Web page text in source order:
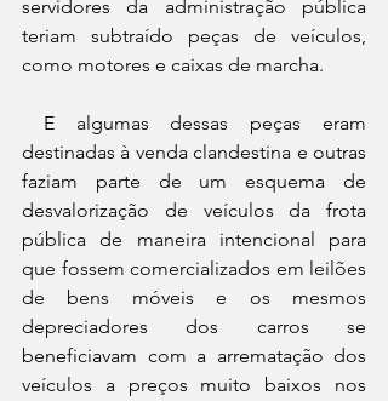
servidores da administração pública
teriam subtraído peças de veículos,
como motores e caixas de marcha.
destinadas à venda clandestina e outras
faziam parte de um esquema de
desvalorização de veículos da frota
pública de maneira intencional para
que fossem comercializados em leilões
de bens móveis e os mesmos
depreciadores dos carros se
beneficiavam com a arrematação dos
veículos a preços muito baixos nos